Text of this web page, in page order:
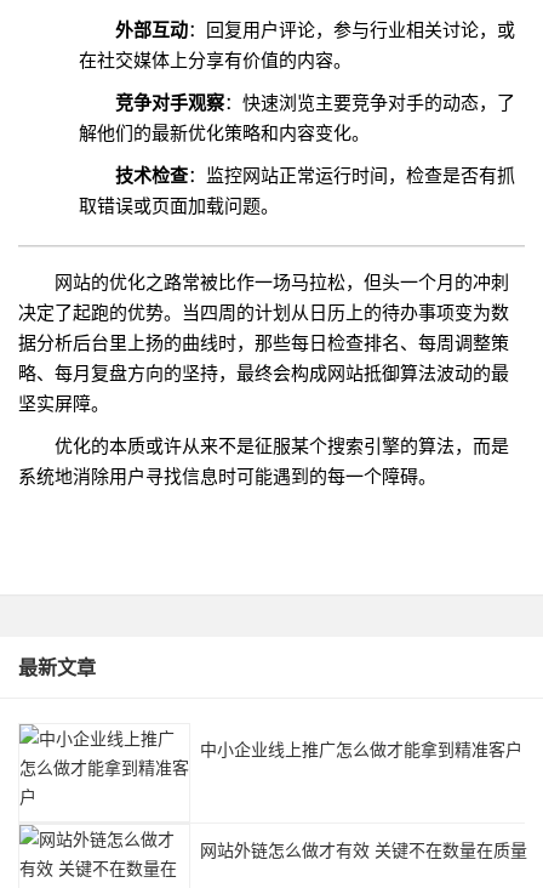
外部互动：回复用户评论，参与行业相关讨论，或
在社交媒体上分享有价值的内容。
竞争对手观察：快速浏览主要竞争对手的动态，了
解他们的最新优化策略和内容变化。
技术检查：监控网站正常运行时间，检查是否有抓
取错误或页面加载问题。
网站的优化之路常被比作一场马拉松，但头一个月的冲刺
决定了起跑的优势。当四周的计划从日历上的待办事项变为数
据分析后台里上扬的曲线时，那些每日检查排名、每周调整策
略、每月复盘方向的坚持，最终会构成网站抵御算法波动的最
坚实屏障。
优化的本质或许从来不是征服某个搜索引擎的算法，而是
系统地消除用户寻找信息时可能遇到的每一个障碍。
最新文章
中小企业线上推广怎么做才能拿到精准客户
网站外链怎么做才有效 关键不在数量在质量